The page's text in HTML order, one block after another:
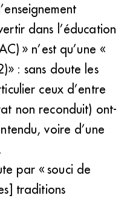
dans l’éducation
» n’est qu’une «
: sans doute les
ceux d’entre
non reconduit) ont-
voire d’une
par « souci de
traditions